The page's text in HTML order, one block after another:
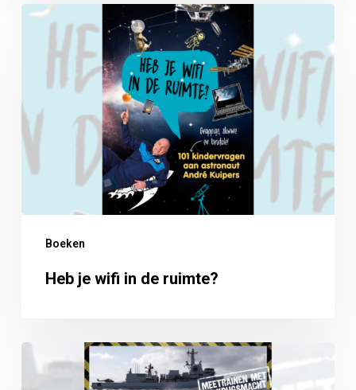
Boeken
Heb
de
ruimte?
Heb je wifi in de ruimte?
uur